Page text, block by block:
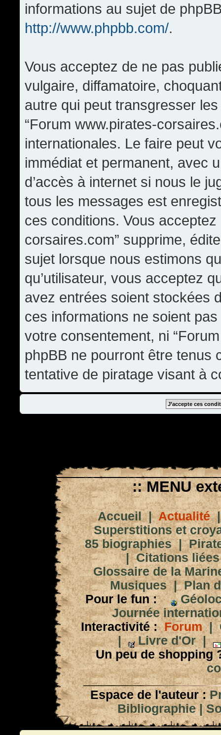
informations au sujet de
http://www.phpbb.com/.
Vous acceptez de ne pas
vulgaire, diffamatoire,
autre qui peut transgresser
“Forum www.pirates-
internationales. Le faire peut
immédiat et permanent, avec
d’accès à internet si nous le
tous les messages est
ces conditions. Vous
corsaires.com” supprime,
sujet lorsque nous estimons
qu’utilisateur, vous acceptez
avez entrées soient stockées
ces informations ne soient
votre consentement, ni
phpBB ne pourront être tenus
tentative de piratage visant à
:: MENU
Accueil|Actualité
Superstitions et
85 biographies|
|Citations
Glossaire de la
Musiques|Plan
Pour le fun :
Journée
Interactivité : Forum|
|
Livre d'Or|
Un peu de shopping
Espace de l'auteur :
Bibliographie|